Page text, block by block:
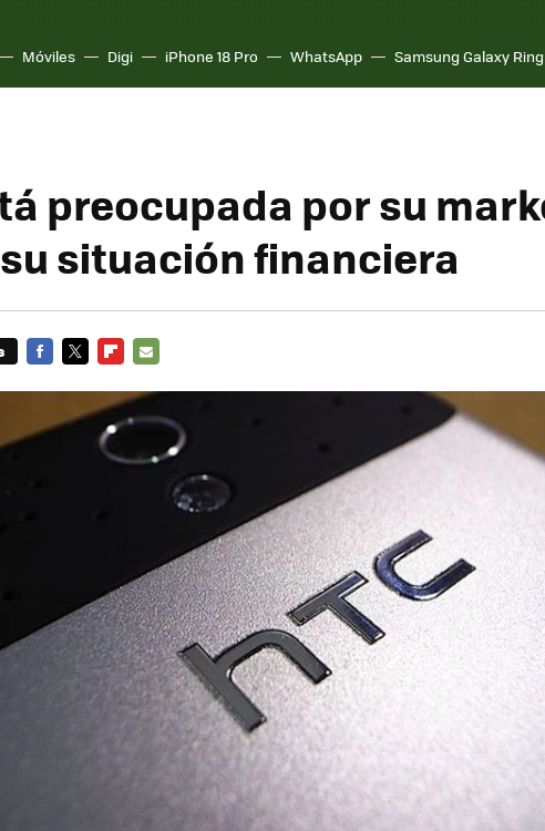
Móviles Digi iPhone 18 Pro WhatsApp Samsung Galaxy Ring
preocupada por su
situación financiera
MAIL